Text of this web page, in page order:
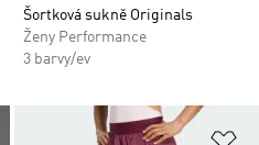
Šortková sukně Originals
Ženy Performance
3 barvy/ev
Přidat do seznamu přání